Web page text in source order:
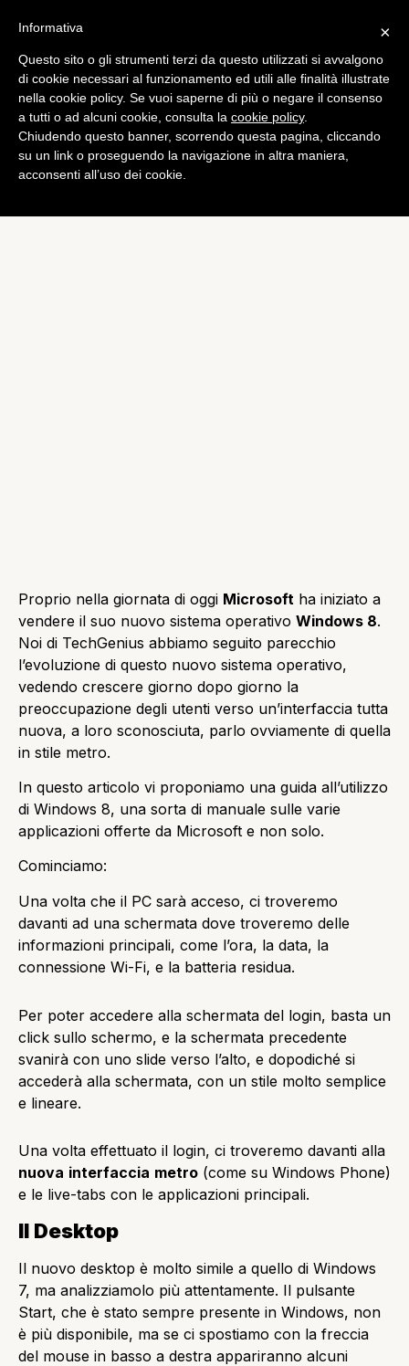
Guide & Tips
Windows 8: guida
all’utilizzo
di Alessandro Moretti
Proprio nella giornata di oggi Microsoft ha iniziato a
vendere il suo nuovo sistema operativo Windows 8.
Noi di TechGenius abbiamo seguito parecchio
l’evoluzione di questo nuovo sistema operativo,
vedendo crescere giorno dopo giorno la
preoccupazione degli utenti verso un’interfaccia tutta
nuova, a loro sconosciuta, parlo ovviamente di quella
in stile metro.
In questo articolo vi proponiamo una guida all’utilizzo
di Windows 8, una sorta di manuale sulle varie
applicazioni offerte da Microsoft e non solo.
Cominciamo:
Una volta che il PC sarà acceso, ci troveremo
davanti ad una schermata dove troveremo delle
informazioni principali, come l’ora, la data, la
connessione Wi-Fi, e la batteria residua.
Per poter accedere alla schermata del login, basta un
click sullo schermo, e la schermata precedente
svanirà con uno slide verso l’alto, e dopodiché si
accederà alla schermata, con un stile molto semplice
e lineare.
Una volta effettuato il login, ci troveremo davanti alla
nuova interfaccia metro (come su Windows Phone)
e le live-tabs con le applicazioni principali.
Il Desktop
Il nuovo desktop è molto simile a quello di Windows
7, ma analizziamolo più attentamente. Il pulsante
Start, che è stato sempre presente in Windows, non
è più disponibile, ma se ci spostiamo con la freccia
del mouse in basso a destra appariranno alcuni
×
Informativa
Questo sito o gli strumenti terzi da questo utilizzati si avvalgono
di cookie necessari al funzionamento ed utili alle finalità illustrate
nella cookie policy. Se vuoi saperne di più o negare il consenso
a tutti o ad alcuni cookie, consulta la cookie policy.
Chiudendo questo banner, scorrendo questa pagina, cliccando
su un link o proseguendo la navigazione in altra maniera,
acconsenti all’uso dei cookie.